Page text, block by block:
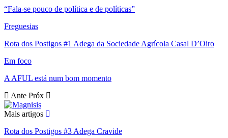
“Fala-se pouco de política e de políticas”
Freguesias
Rota dos Postigos #1 Adega da Sociedade Agrícola Casal D’Oiro
Em foco
A AFUL está num bom momento
Ante Próx
Mais artigos
Rota dos Postigos #3 Adega Cravide